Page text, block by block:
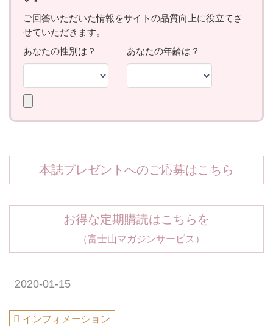
本誌プレゼントへのご応募はこちら
お得な定期購読はこちらを
（富士山マガジンサービス）
2020-01-15
インフォメーション